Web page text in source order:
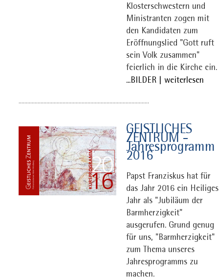
Klosterschwestern und
Ministranten zogen mit
den Kandidaten zum
Eröffnungslied "Gott ruft
sein Volk zusammen"
feierlich in die Kirche ein.
...BILDER | weiterlesen
.........................................................................................
GEISTLICHES
ZENTRUM -
Jahresprogramm
2016
Papst Franziskus hat für
das Jahr 2016 ein Heiliges
Jahr als "Jubiläum der
Barmherzigkeit"
ausgerufen. Grund genug
für uns, "Barmherzigkeit"
zum Thema unseres
Jahresprogramms zu
machen.